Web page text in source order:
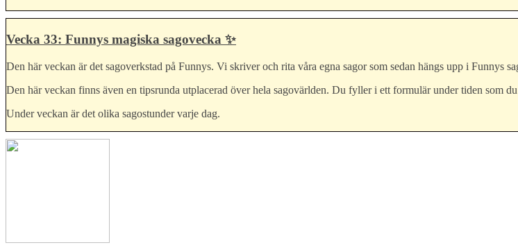
Vecka 33: Funnys magiska sagovecka ✨
Den här veckan är det sagoverkstad på Funnys. Vi skriver och rita våra egna sagor som sedan hängs upp i Funnys
Den här veckan finns även en tipsrunda utplacerad över hela sagovärlden. Du fyller i ett formulär under tiden som
Under veckan är det olika sagostunder varje dag.